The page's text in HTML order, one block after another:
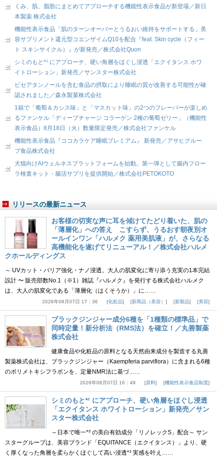
くみ、肌、脂肪にまとめてアプローチする機能性表示食品が新登場／新日
本製薬 株式会社
機能性表示食品「肌のターンオーバーとうるおい維持をサポートする」美
容サプリメント還元型コエンザイムQ10を配合『feat. Skin cycle（フィー
ト スキンサイクル）』が新発売／株式会社Quon
シミのもと*¹ にアプローチ、硬い角層をほぐし浸透「エクイタンス ホワ
イトローション」新発売／サンスター株式会社
ピセアタンノールを含む食品の摂取により睡眠の質が改善する可能性が確
認されました／森永製菓株式会社
1箱で「葡萄＆カシス味」と「マスカット味」の2つのフレーバーが楽しめ
るファンケル「ディープチャージ コラーゲン 2種の葡萄ゼリー」（機能性
表示食品）8月18日（火）数量限定発売／株式会社ファンケル
機能性表示食品『ココカラケア睡眠プレミアム』 新発売／アサヒグルー
プ食品株式会社
犬猫向けAIウェルネスプラットフォームを始動。第一弾として腸内フロー
ラ検査キット・腸活サプリを提供開始／株式会社PETOKOTO
リリースの最新ニュース
お客様の切実な声に耳を傾けてたどり着いた、肌の
「薄層化」への答え こすらず、うるおす朝夜別オ
ールインワン「ハルメク 薬用美肌液」が、さらなる
高機能化を遂げてリニューアル！／株式会社ハルメ
クホールディングス
～ UVカット・バリア強化・ナノ浸透。大人の肌変化に寄り添う充実の1本完結
設計 〜 販売部数No.1（※1）雑誌『ハルメク』を発行する株式会社ハルメク
は、大人の肌変化である「薄層化（はくそうか）」に……
2026年08月07日 17：36 化粧品 新商品（美容） 新製品 美容
ブラックジンジャー成分6種を「1種類の標準品」で
同時定量！新分析法（RMS法）を確立！／丸善製薬
株式会社
健康食品や化粧品の原料となる天然由来成分を製造する丸善
製薬株式会社は、ブラックジンジャー（Kaempferia parviflora）に含まれる6種
のポリメトキシフラボンを、定量NMR法に基づ……
2026年08月07日 16：49 原料 機能性表示食品制度
シミのもと*¹ にアプローチ、硬い角層をほぐし浸透
「エクイタンス ホワイトローション」新発売／サン
スター株式会社
～日本で唯一*² の美白有効成分「リノレックS」配合～ サン
スターグループは、美容ブランド「EQUITANCE（エクイタンス）」より、硬
く厚くなった角層を柔らかくほぐして高い浸透*³ 実感を叶え……